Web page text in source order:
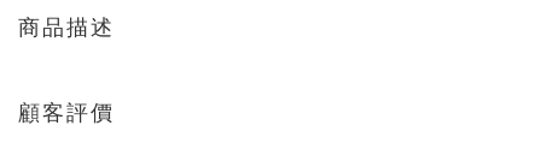
商品描述
顧客評價